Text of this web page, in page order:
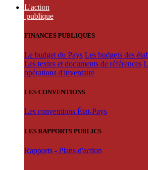
L'action
publique
FINANCES PUBLIQUES
Le budget du Pays Les budgets des
Les textes et documents de références
opérations d'inventaire
LES CONVENTIONS
Les conventions État-Pays
LES RAPPORTS PUBLICS
Rapports - Plans d'action